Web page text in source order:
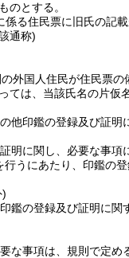
のとする。
係る住民票に旧氏の記
通称)
外国人住民が住民票
ては、当該氏名の片仮
他印鑑の登録及び証明
明に関し、必要な事項
行うにあたり、印鑑の
)
鑑の登録及び証明に関
な事項は、規則で定め